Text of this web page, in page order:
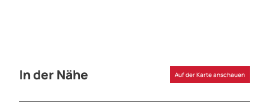
In der Nähe Auf der Karte anschauen